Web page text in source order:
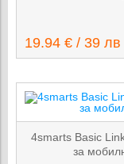
19.94 € / 39 лв
4smarts Basic
за